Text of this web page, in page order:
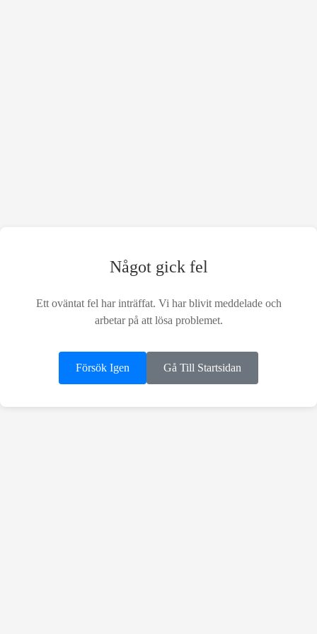
Något gick fel
Ett oväntat fel har inträffat. Vi har blivit meddelade och
arbetar på att lösa problemet.
Försök Igen Gå Till Startsidan